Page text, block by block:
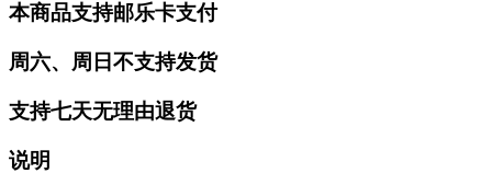
本商品支持邮乐卡支付
周六、周日不支持发货
支持七天无理由退货
说明